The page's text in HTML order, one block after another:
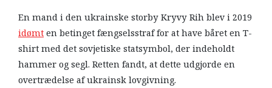
En mand i den ukrainske storby Kryvy Rih blev i 2019
idømten betinget fængselsstraf for at have båret en T-
shirt med det sovjetiske statsymbol, der indeholdt
hammer og segl. Retten fandt, at dette udgjorde en
overtrædelse af ukrainsk lovgivning.